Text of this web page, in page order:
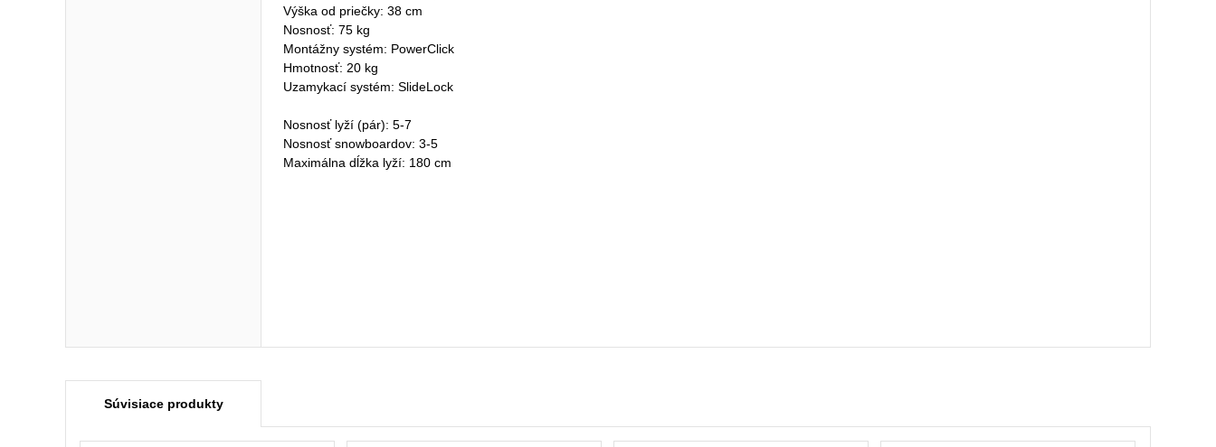
Výška od priečky: 38 cm
Nosnosť: 75 kg
Montážny systém: PowerClick
Hmotnosť: 20 kg
Uzamykací systém: SlideLock
Nosnosť lyží (pár): 5-7
Nosnosť snowboardov: 3-5
Maximálna dĺžka lyží: 180 cm
Súvisiace produkty